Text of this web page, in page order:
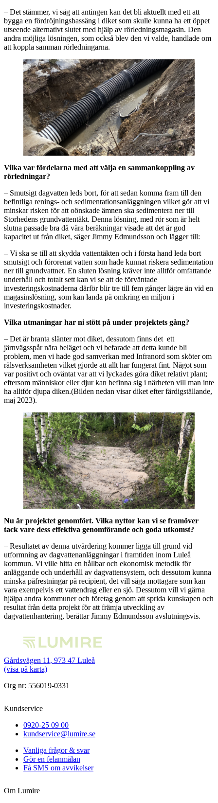
– Det stämmer, vi såg att antingen kan det bli aktuellt med ett att
bygga en fördröjningsbassäng i diket som skulle kunna ha ett öppet
utseende alternativt slutet med hjälp av rörledningsmagasin. Den
andra möjliga lösningen, som också blev den vi valde, handlade om
att koppla samman rörledningarna.
Vilka var fördelarna med att välja en sammankoppling av
rörledningar?
– Smutsigt dagvatten leds bort, för att sedan komma fram till den
befintliga renings- och sedimentationsanläggningen vilket gör att vi
minskar risken för att oönskade ämnen ska sedimentera ner till
Storhedens grundvattentäkt. Denna lösning, med rör som är helt
slutna passade bra då våra beräkningar visade att det är god
kapacitet ut från diket, säger Jimmy Edmundsson och lägger till:
– Vi ska se till att skydda vattentäkten och i första hand leda bort
smutsigt och förorenat vatten som hade kunnat riskera sedimentation
ner till grundvattnet. En sluten lösning kräver inte alltför omfattande
underhåll och totalt sett kan vi se att de förväntade
investeringskostnaderna därför blir tre till fem gånger lägre än vid en
magasinslösning, som kan landa på omkring en miljon i
investeringskostnader.
Vilka utmaningar har ni stött på under projektets gång?
– Det är branta slänter mot diket, dessutom finns det ett
järnvägsspår nära beläget och vi befarade att detta kunde bli
problem, men vi hade god samverkan med Infranord som sköter om
rälsverksamheten vilket gjorde att allt har fungerat fint. Något som
var positivt och oväntat var att vi lyckades göra diket relativt plant;
eftersom människor eller djur kan befinna sig i närheten vill man inte
ha alltför djupa diken.(Bilden nedan visar diket efter färdigställande,
maj 2023).
Nu är projektet genomfört. Vilka nyttor kan vi se framöver
tack vare dess effektiva genomförande och goda utkomst?
– Resultatet av denna utvärdering kommer ligga till grund vid
utformning av dagvattenanläggningar i framtiden inom Luleå
kommun. Vi ville hitta en hållbar och ekonomisk metodik för
anläggande och underhåll av dagvattensystem, och dessutom kunna
minska påfrestningar på recipient, det vill säga mottagare som kan
vara exempelvis ett vattendrag eller en sjö. Dessutom vill vi gärna
hjälpa andra kommuner och företag genom att sprida kunskapen och
resultat från detta projekt för att främja utveckling av
dagvattenhantering, berättar Jimmy Edmundsson avslutningsvis.
Gårdsvägen 11, 973 47 Luleå
(visa på karta)
Org nr: 556019-0331
Kundservice
0920-25 09 00
kundservice@lumire.se
Vanliga frågor & svar
Gör en felanmälan
Få SMS om avvikelser
Om Lumire